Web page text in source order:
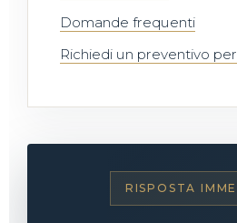
Domande frequenti
Richiedi un preventivo
RISPOSTA